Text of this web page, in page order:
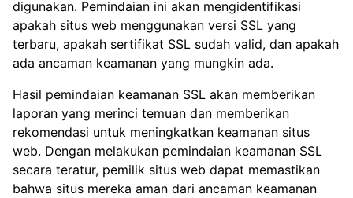
digunakan. Pemindaian ini akan mengidentifikasi
apakah situs web menggunakan versi SSL yang
terbaru, apakah sertifikat SSL sudah valid, dan apakah
ada ancaman keamanan yang mungkin ada.
Hasil pemindaian keamanan SSL akan memberikan
laporan yang merinci temuan dan memberikan
rekomendasi untuk meningkatkan keamanan situs
web. Dengan melakukan pemindaian keamanan SSL
secara teratur, pemilik situs web dapat memastikan
bahwa situs mereka aman dari ancaman keamanan